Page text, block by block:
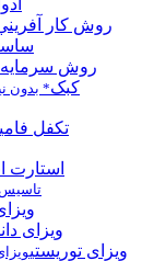
روش كار
روش سرمایه
کبک* بدون
تکفل
استارت
تاسیس
ویزای
ویزای توریستی